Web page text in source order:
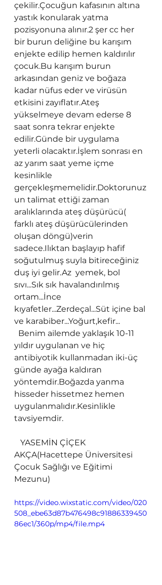
çekilir.Çocuğun kafasının altına
yastık konularak yatma
pozisyonuna alınır.2 şer cc her
bir burun deliğine bu karışım
enjekte edilip hemen kaldırılır
çocuk.Bu karışım burun
arkasından geniz ve boğaza
kadar nüfus eder ve virüsün
etkisini zayıflatır.Ateş
yükselmeye devam ederse 8
saat sonra tekrar enjekte
edilir.Günde bir uygulama
yeterli olacaktır.İşlem sonrası en
az yarım saat yeme içme
kesinlikle
gerçekleşmemelidir.Doktorunuz
un talimat ettiği zaman
aralıklarında ateş düşürücü(
farklı ateş düşürücülerinden
oluşan döngü)verin
sadece.Ilıktan başlayıp hafif
soğutulmuş suyla bitireceğiniz
duş iyi gelir.Az  yemek, bol
sıvı...Sık sık havalandırılmış
ortam...İnce
kıyafetler...Zerdeçal...Süt içine bal
ve karabiber...Yoğurt,kefir...
yıldır uygulanan ve hiç
antibiyotik kullanmadan iki-üç
günde ayağa kaldıran
yöntemdir.Boğazda yanma
hisseder hissetmez hemen
uygulanmalıdır.Kesinlikle
tavsiyemdir.
AKÇA(Hacettepe Üniversitesi
Çocuk Sağlığı ve Eğitimi
Mezunu)
https://video.wixstatic.com/video/020
508_ebe63d87b476498c91886339450
86ec1/360p/mp4/file.mp4